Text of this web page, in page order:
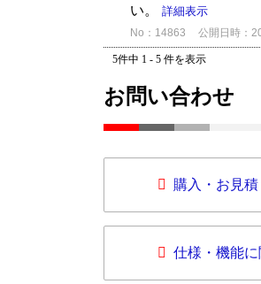
い。 詳細表示
No：14863 公開日時：
5件中 1 - 5 件を表示
お問い合わせ
購入・お見
仕様・機能